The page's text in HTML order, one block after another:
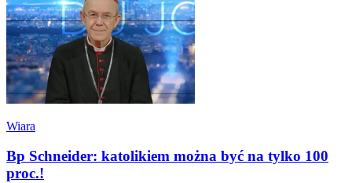
Wiara
Bp Schneider: katolikiem można być na tylko 100
proc.!